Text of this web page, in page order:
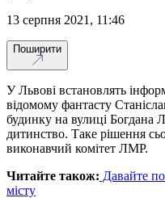
13 серпня 2021, 11:46
Поширити
У Львові встановлять
відомому фантасту
будинку на вулиці Богдана
дитинство. Таке рішення
виконавчий комітет ЛМР.
Читайте також: Давайте
місту